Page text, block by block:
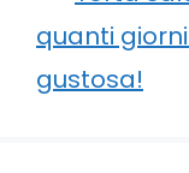
quanti
gustosa!